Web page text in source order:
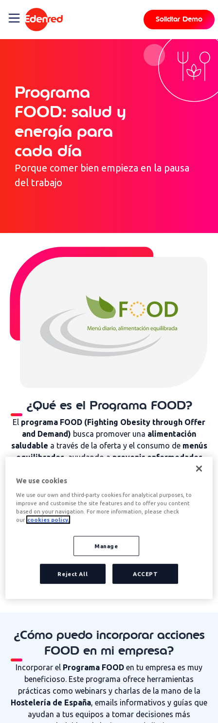
contenido
Solicitar Demo
Programa
FOOD: salud y
energía para
cada día
Porque comer bien empieza en la pausa
del trabajo
¿Qué es el Programa FOOD?
El programa FOOD (Fighting Obesity through Offer
and Demand) busca promover una alimentación
saludable a través de la oferta y el consumo de menús
equilibrados , ayudando a prevenir enfermedades
como la obesidad y mejorando el bienestar general.
Esta iniciativa encaja con el compromiso de
responsabilidad social de Edenred, que prioriza el
acceso a una nutrición equilibrada.Con soluciones
comoTicket Restaurant
de millones de personas en todo el mundo, haciendo
bienestar laboral una prioridad.
Quiero más información
¿Cómo puedo incorporar acciones
FOOD en mi empresa?
Incorporar el Programa FOOD en tu empresa es muy
beneficioso. Este programa ofrece herramientas
prácticas como webinars y charlas de la mano de la
Hostelería de España, emails informativos y guías que
ayudan a tus equipos a tomar decisiones más
We use cookies
We use our own and third-party cookies for analytical purposes, to
improve and customise the site features and to offer you content
based on your navigation. For more information, please check
our cookies policy.
Manage
Reject All ACCEPT